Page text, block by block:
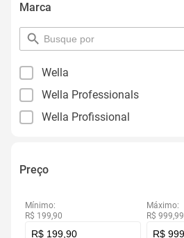
Marca
pesquisar
por
Wella
Wella Professionals
Wella Profissional
Preço
Mínimo:
R$ 199,90
Máximo:
R$ 999,99